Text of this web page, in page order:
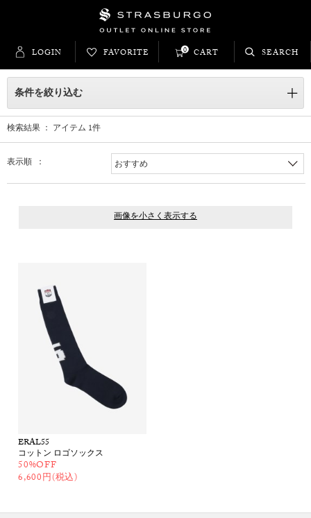
LOGIN FAVORITE CART
0 SEARCH
条件を絞り込む
検索結果 ： アイテム 1件
表示順 ：
ERAL55
コットン ロゴソックス
50%OFF
6,600円(税込)